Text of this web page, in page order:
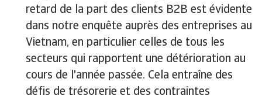
retard de la part des clients B2B est évidente
dans notre enquête auprès des entreprises au
Vietnam, en particulier celles de tous les
secteurs qui rapportent une détérioration au
cours de l'année passée. Cela entraîne des
défis de trésorerie et des contraintes